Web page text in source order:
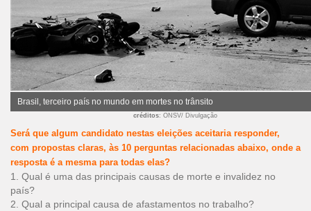
Brasil, terceiro país no mundo em mortes no trânsito
créditos: ONSV/ Divulgação
Será que algum candidato nestas eleições aceitaria responder,
com propostas claras, às 10 perguntas relacionadas abaixo, onde a
resposta é a mesma para todas elas?
1. Qual é uma das principais causas de morte e invalidez no
país?
2. Qual a principal causa de afastamentos no trabalho?